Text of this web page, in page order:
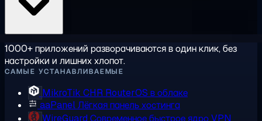
1000+ приложений разворачиваются в один клик, без
настройки и лишних хлопот.
САМЫЕ УСТАНАВЛИВАЕМЫЕ
MikroTik CHR RouterOS в облаке
aaPanelЛёгкая панель хостинга
WireGuard Современное быстрое ядро VPN